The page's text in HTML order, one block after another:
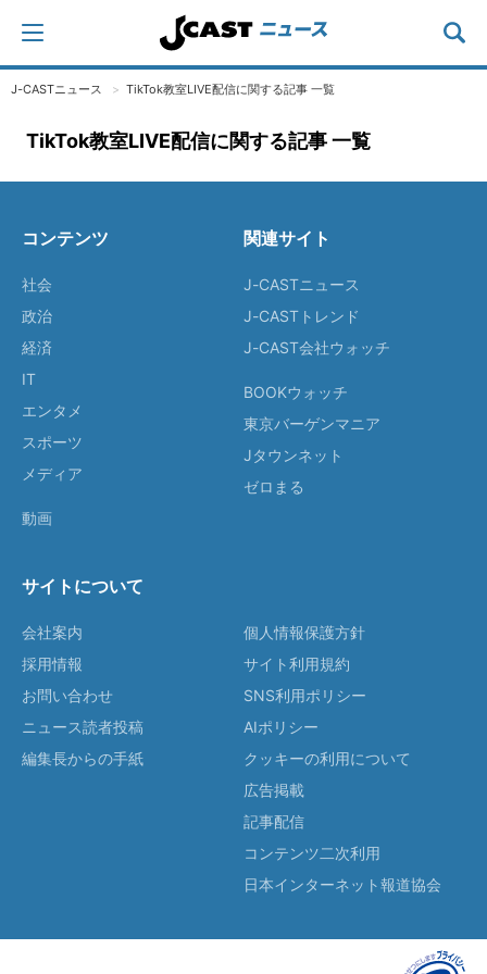
J-CASTニュース TikTok教室LIVE配信に関する記事 一覧
TikTok教室LIVE配信に関する記事 一覧
コンテンツ
社会
政治
経済
IT
エンタメ
スポーツ
メディア
動画
関連サイト
J-CASTニュース
J-CASTトレンド
J-CAST会社ウォッチ
BOOKウォッチ
東京バーゲンマニア
Jタウンネット
ゼロまる
サイトについて
会社案内
採用情報
お問い合わせ
ニュース読者投稿
編集長からの手紙
個人情報保護方針
サイト利用規約
SNS利用ポリシー
AIポリシー
クッキーの利用について
広告掲載
記事配信
コンテンツ二次利用
日本インターネット報道協会